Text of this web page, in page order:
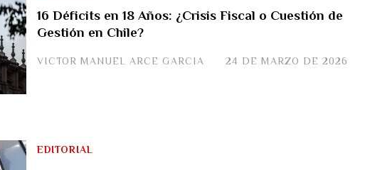
16 Déficits en 18 Años: ¿Crisis Fiscal o Cuestión de
Gestión en Chile?
VICTOR MANUEL ARCE GARCIA 24 DE MARZO DE 2026
EDITORIAL